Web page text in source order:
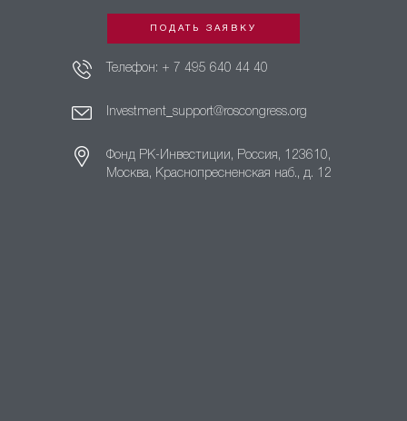
ПОДАТЬ ЗАЯВКУ
Телефон: + 7 495 640 44 40
Investment_support@roscongress.org
Фонд РК-Инвестиции, Россия, 123610,
Москва, Краснопресненская наб., д. 12